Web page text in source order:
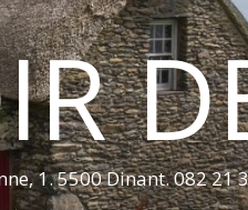
1. 5500 Dinant. 082 21